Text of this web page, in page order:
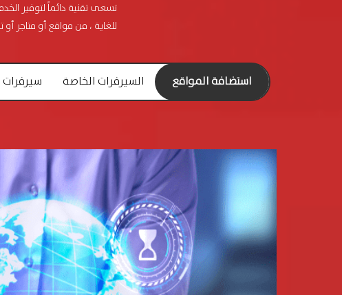
تسعى تقنية دائماً لتوفير
للغاية ، من مواقع أو متاجر أو
استضافة المواقع السيرفرات الخاصة سيرفرات VPS